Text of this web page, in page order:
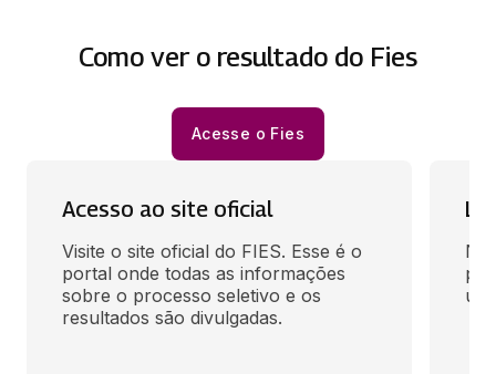
Como ver o resultado do Fies
Acesse o Fies
Acesso ao site oficial
Visite o site oficial do FIES. Esse é o
portal onde todas as informações
sobre o processo seletivo e os
resultados são divulgadas.
Na